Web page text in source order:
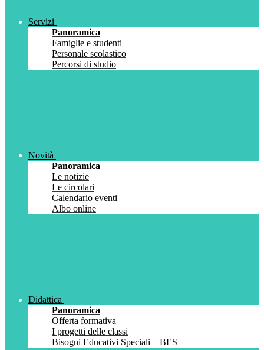
Servizi
Panoramica
Famiglie e studenti
Personale scolastico
Percorsi di studio
Novità
Panoramica
Le notizie
Le circolari
Calendario eventi
Albo online
Didattica
Panoramica
Offerta formativa
I progetti delle classi
Bisogni Educativi Speciali – BES